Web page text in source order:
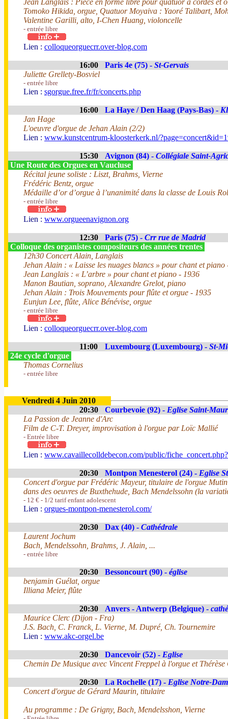
Jean Langlais : Pièce en forme libre pour quatuor à cordes et
Tomoko Hikida, orgue, Quatuor Moyaiva : Yaoré Talibart,
Valentine Garilli, alto, I-Chen Huang, violoncelle
- entrée libre
Lien : colloqueorguecrr.over-blog.com
16:00 Paris 4e (75) - St-Gervais
Juliette Grellety-Bosviel
- entrée libre
Lien : sgorgue.free.fr/fr/concerts.php
16:00 La Haye / Den Haag (Pays-Bas) -
Jan Hage
L'oeuvre d'orgue de Jehan Alain (2/2)
Lien : www.kunstcentrum-kloosterkerk.nl/
15:30 Avignon (84) - Collégiale Saint-
Une Route des Orgues en Vaucluse
Récital jeune soliste : Liszt, Brahms, Vierne
Frédéric Bentz, orgue
Médaille d’or d’orgue à l’unanimité dans la classe de Louis
- entrée libre
Lien : www.orgueenavignon.org
12:30 Paris (75) - Crr rue de Madrid
Colloque des organistes compositeurs des années trentes
12h30 Concert Alain, Langlais
Jehan Alain : « Laisse les nuages blancs » pour chant et piano
Jean Langlais : « L’arbre » pour chant et piano - 1936
Manon Bautian, soprano, Alexandre Grelot, piano
Jehan Alain : Trois Mouvements pour flûte et orgue - 1935
Eunjun Lee, flûte, Alice Bénévise, orgue
- entrée libre
Lien : colloqueorguecrr.over-blog.com
11:00 Luxembourg (Luxembourg) - St-
24e cycle d'orgue
Thomas Cornelius
- entrée libre
Vendredi 4 Juin 2010
20:30
Courbevoie (92) - Eglise Saint-
La Passion de Jeanne d'Arc
Film de C-T. Dreyer, improvisation à l'orgue par Loïc Mallié
- Entrée libre
Lien : www.cavaillecolldebecon.com/public/
20:30 Montpon Menesterol (24) - Eglise
Concert d'orgue par Frédéric Mayeur, titulaire de l'orgue
dans des oeuvres de Buxthehude, Bach Mendelssohn (la
- 12 € - 1/2 tarif enfant adolescent
Lien : orgues-montpon-menesterol.com/
20:30 Dax (40) - Cathédrale
Laurent Jochum
Bach, Mendelssohn, Brahms, J. Alain, ...
- entrée libre
20:30 Bessoncourt (90) - église
benjamin Guélat, orgue
Illiana Meier, flûte
20:30 Anvers - Antwerp (Belgique) -
Maurice Clerc (Dijon - Fra)
J.S. Bach, C. Franck, L. Vierne, M. Dupré, Ch. Tournemire
Lien : www.akc-orgel.be
20:30 Dancevoir (52) - Eglise
Chemin De Musique avec Vincent Freppel à l'orgue et
20:30 La Rochelle (17) - Eglise Notre-
Concert d'orgue de Gérard Maurin, titulaire
Au programme : De Grigny, Bach, Mendelsshon, Vierne